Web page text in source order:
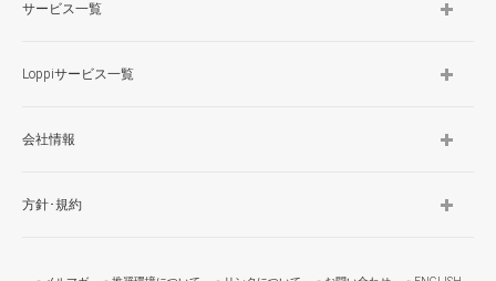
サービス一覧
Loppiサービス一覧
会社情報
方針･規約